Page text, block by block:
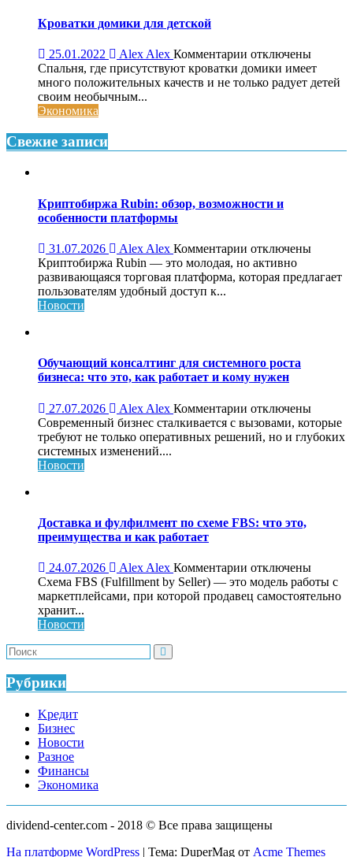
Кроватки домики для детской
25.01.2022 Alex Alex Комментарии к
записи
Кроватки
отключены
Спальня, где присутствуют кроватки домики имеет
много положительных качеств и не только радует детей
своим необычным...
Экономика
Свежие записи
Криптобиржа Rubin: обзор, возможности и
особенности платформы
31.07.2026 Alex Alex Комментарии к
записи
Криптобиржа
платформы
отключены
Криптобиржа Rubin — это молодая, но активно
развивающаяся торговая платформа, которая предлагает
пользователям удобный доступ к...
Новости
Обучающий консалтинг для системного роста
бизнеса: что это, как работает и кому нужен
27.07.2026 Alex Alex Комментарии к
записи
Обучающий
что
работает
и
кому
нужен
отключены
Современный бизнес сталкивается с вызовами, которые
требуют не только оперативных решений, но и глубоких
системных изменений....
Новости
Доставка и фулфилмент по схеме FBS: что это,
преимущества и как работает
24.07.2026 Alex Alex Комментарии к
записи
Доставка
это,
отключены
Схема FBS (Fulfillment by Seller) — это модель работы с
маркетплейсами, при которой продавец самостоятельно
хранит...
Новости
Рубрики
Kредит
Бизнес
Новости
Разное
Финансы
Экономика
dividend-center.com - 2018 © Все права защищены
На платформе WordPress | Тема: DuperMag от Acme Themes